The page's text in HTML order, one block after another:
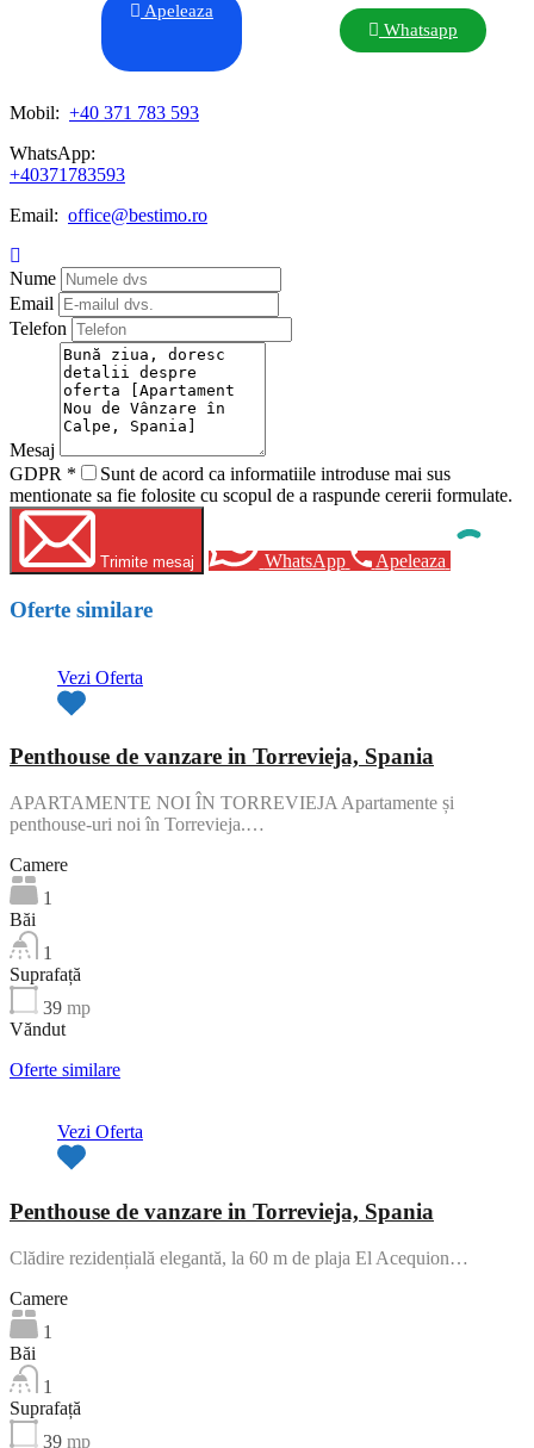
Apeleaza
Whatsapp
Mobil: +40 371 783 593
WhatsApp:
+40371783593
Email: office@bestimo.ro
Nume
Email
Telefon
Mesaj
GDPR *
Sunt de acord ca informatiile introduse mai sus
mentionate sa fie folosite cu scopul de a raspunde cererii formulate.
Trimite mesaj WhatsApp Apeleaza
Oferte similare
Vezi Oferta
Penthouse de vanzare in Torrevieja, Spania
APARTAMENTE NOI ÎN TORREVIEJA Apartamente și
penthouse-uri noi în Torrevieja.…
Camere
1
Băi
1
Suprafață
39 mp
Văndut
Oferte similare
Vezi Oferta
Penthouse de vanzare in Torrevieja, Spania
Clădire rezidențială elegantă, la 60 m de plaja El Acequion…
Camere
1
Băi
1
Suprafață
39 mp